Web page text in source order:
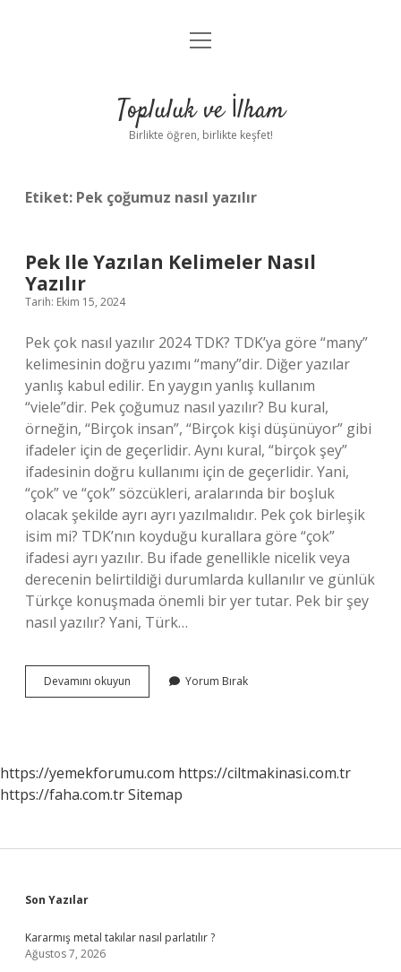
Anasayfa
Yasal Uyarı
menüyü
Topluluk ve İlham
Birlikte öğren, birlikte keşfet!
Etiket: Pek çoğumuz nasıl yazılır
Pek Ile Yazılan Kelimeler Nasıl
Yazılır
Tarih: Ekim 15, 2024
Pek çok nasıl yazılır 2024 TDK? TDK’ya göre “many”
kelimesinin doğru yazımı “many”dir. Diğer yazılar
yanlış kabul edilir. En yaygın yanlış kullanım
“viele”dir. Pek çoğumuz nasıl yazılır? Bu kural,
örneğin, “Birçok insan”, “Birçok kişi düşünüyor” gibi
ifadeler için de geçerlidir. Aynı kural, “birçok şey”
ifadesinin doğru kullanımı için de geçerlidir. Yani,
“çok” ve “çok” sözcükleri, aralarında bir boşluk
olacak şekilde ayrı ayrı yazılmalıdır. Pek çok birleşik
isim mi? TDK’nın koyduğu kurallara göre “çok”
ifadesi ayrı yazılır. Bu ifade genellikle nicelik veya
derecenin belirtildiği durumlarda kullanılır ve günlük
Türkçe konuşmada önemli bir yer tutar. Pek bir şey
nasıl yazılır? Yani, Türk…
Devamını okuyun
Ile
Yorum Bırak
https://yemekforumu.com https://ciltmakinasi.com.tr
https://faha.com.trSitemap
Sidebar
Son Yazılar
Kararmış metal takılar nasıl parlatılır ?
Ağustos 7, 2026